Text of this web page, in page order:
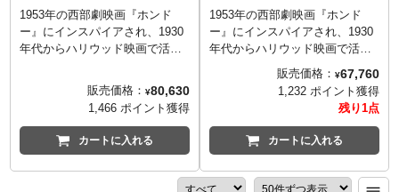
1953年の西部劇映画『ホンド
ー』にインスパイアされ、1930
年代からハリウッド映画で活躍
しての人気を確固たるものにし
た、デュークの愛称で親しまれ
た名優ジョン・ウェインをイン
フィニティスタチューが1/6スケ
ールでアクションフィギュア
ンドー』時代のジョン・ウェイ
販売価格： ¥80,630
1,466 ポイント獲得
カートに入れる
1953年の西部劇映画『ホンド
ー』にインスパイアされ、1930
年代からハリウッド映画で活躍
し、1940年代には銀幕スターと
しての人気を確固たるものにし
た、デュークの愛称で親しまれ
た名優ジョン・ウェインをイン
フィニティスタチューが1/6スケ
ールでアクションフィギュア
ンドー』時代のジョン・ウェイ
販売価格： ¥67,760
1,232 ポイント獲得
残り1点
カートに入れる